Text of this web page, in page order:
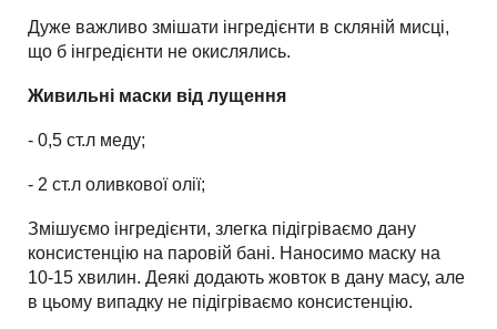
Дуже важливо змішати інгредієнти в скляній мисці,
що б інгредієнти не окислялись.
Живильні маски від лущення
- 0,5 ст.л меду;
- 2 ст.л оливкової олії;
Змішуємо інгредієнти, злегка підігріваємо дану
консистенцію на паровій бані. Наносимо маску на
10-15 хвилин. Деякі додають жовток в дану масу, але
в цьому випадку не підігріваємо консистенцію.